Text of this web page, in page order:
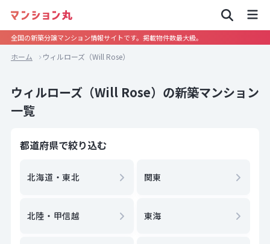
全国の新築分譲マンション情報サイトです。掲載物件数最大級。
ホーム ウィルローズ（Will Rose）
ウィルローズ（Will Rose）の新築マンション
一覧
都道府県で絞り込む
北海道・東北 関東
北陸・甲信越 東海